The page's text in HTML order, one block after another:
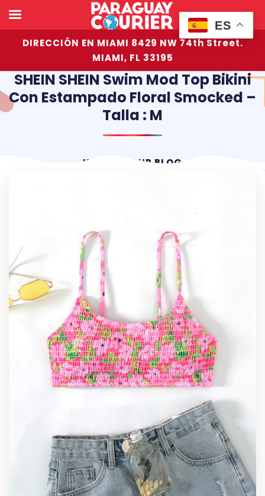
DIRECCIÓN EN MIAMI 8429 NW 74th Street.
MIAMI, FL 33195
SHEIN SHEIN Swim Mod Top Bikini
Con Estampado Floral Smocked –
Talla : M
HOME OUR BLOG
ES